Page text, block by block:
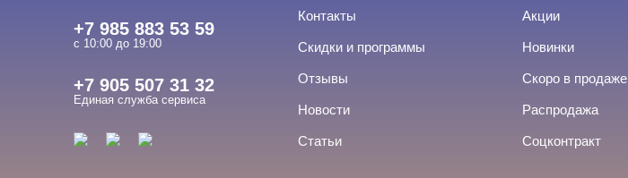
+7 985 883 53 59
с 10:00 до 19:00
+7 905 507 31 32
Единая служба сервиса
Контакты
Скидки и программы
Отзывы
Новости
Статьи
Акции
Новинки
Скоро в продаже
Распродажа
Соцконтракт